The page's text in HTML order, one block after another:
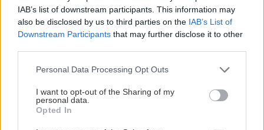
IAB’s list of downstream participants. This information may
also be disclosed by us to third parties on the IAB’s List of
Downstream Participants that may further disclose it to other
Personal Data Processing Opt Outs
I want to opt-out of the Sharing of my
personal data.
Opted In
για τα Στενά του Ορμούζ: Οι όροι της
Τεχεράνης προς τις ΗΠΑ
Κρήτη: Διάσωση 26 μεταναστών από λέμβο εν
μέσω ισχυρών ανέμων
07:00